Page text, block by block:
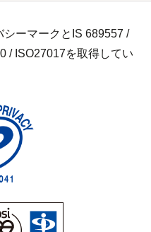
ーマークとIS 689557 /
/ ISO27017を取得してい